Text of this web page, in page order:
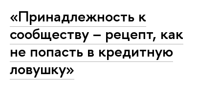
«Принадлежность к
сообществу – рецепт, как
не попасть в кредитную
ловушку»